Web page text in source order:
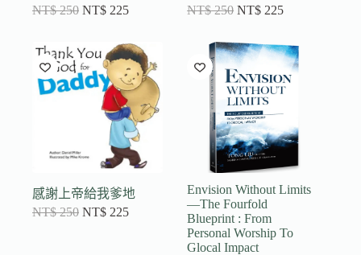
NT$250 NT$ 225
NT$250 NT$ 225
感謝上帝給我爹地
NT$250 NT$ 225
Envision Without Limits
—The Fourfold
Blueprint : From
Personal Worship To
Glocal Impact